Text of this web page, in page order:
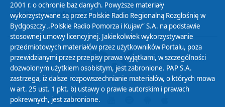
Biuletyn Informacji Publicznej
2001 r. o ochronie baz danych. Powyższe materiały
wykorzystywane są przez Polskie Radio Regionalną Rozgłośnię w
Bydgoszczy „Polskie Radio Pomorza i Kujaw” S.A. na podstawie
stosownej umowy licencyjnej. Jakiekolwiek wykorzystywanie
przedmiotowych materiałów przez użytkowników Portalu, poza
przewidzianymi przez przepisy prawa wyjątkami, w szczególności
dozwolonym użytkiem osobistym, jest zabronione. PAP S.A.
zastrzega, iż dalsze rozpowszechnianie materiałów, o których mowa
w art. 25 ust. 1 pkt. b) ustawy o prawie autorskim i prawach
pokrewnych, jest zabronione.